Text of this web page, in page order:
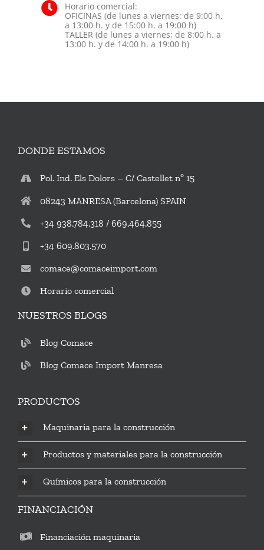
Horario comercial:
OFICINAS (de lunes a viernes: de 9:00 h.
a 13:00 h. y de 15:00 h. a 19:00 h)
TALLER (de lunes a viernes: de 8:00 h. a
13:00 h. y de 14:00 h. a 19:00 h)
DONDE ESTAMOS
Pol. Ind. Els Dolors – C/ Castellet nº 15
08243 MANRESA (Barcelona) SPAIN
+34 938.784.318 / 669.464.855
+34 609.803.570
comace@comaceimport.com
Horario comercial
NUESTROS BLOGS
Blog Comace
Blog Comace Import Manresa
PRODUCTOS
Maquinaria para la construcción
Productos y materiales para la construcción
Químicos para la construcción
FINANCIACIÓN
Financiación maquinaria